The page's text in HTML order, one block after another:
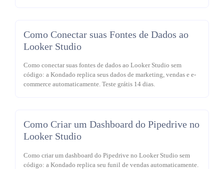
Como Conectar suas Fontes de Dados ao
Looker Studio
Como conectar suas fontes de dados ao Looker Studio sem
código: a Kondado replica seus dados de marketing, vendas e e-
commerce automaticamente. Teste grátis 14 dias.
Como Criar um Dashboard do Pipedrive no
Looker Studio
Como criar um dashboard do Pipedrive no Looker Studio sem
código: a Kondado replica seu funil de vendas automaticamente.